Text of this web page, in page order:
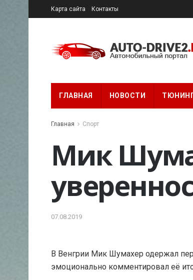
Карта сайта Контакты
ГЛАВНАЯ НОВОСТИ
Главная Спорт
Мик
07.08.2019
В Венгрии Мик Шумахер одержал
эмоционально комментировал её